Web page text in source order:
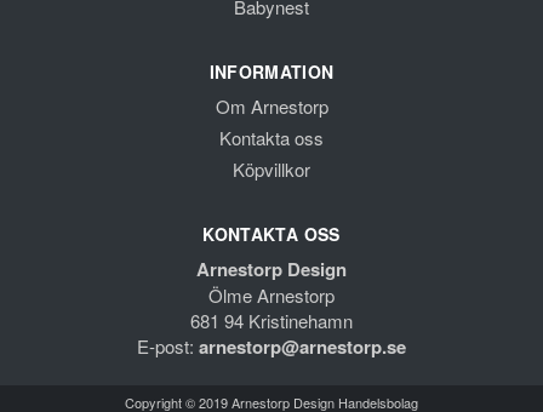
Babynest
INFORMATION
Om Arnestorp
Kontakta oss
Köpvillkor
KONTAKTA OSS
Arnestorp Design
Ölme Arnestorp
681 94 Kristinehamn
E-post: arnestorp@arnestorp.se
Copyright © 2019 Arnestorp Design Handelsbolag